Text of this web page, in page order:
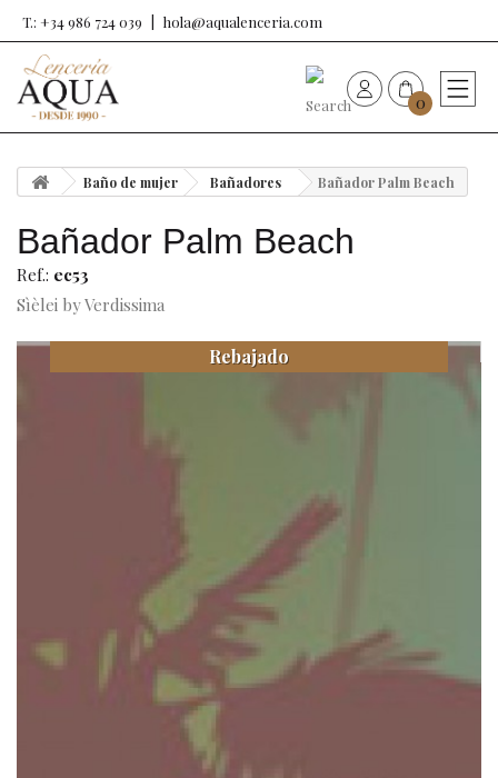
T.: +34 986 724 039 hola@aqualenceria.com
0
Ropa y complementos
Prendas moldeadoras
Hombre
Ortopedia
Baño de mujer Bañadores Bañador Palm Beach
Bañador Palm Beach
Ref.: ec53
Sìèlei by Verdissima
Rebajado